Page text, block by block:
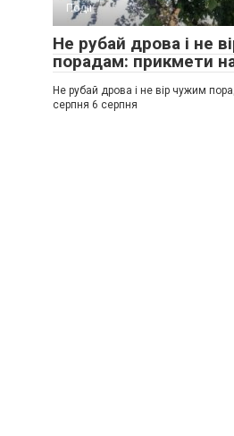
Події
Не рубай дрова і не
порадам: прикмети
Не рубай дрова і не вір чужим
серпня 6 серпня